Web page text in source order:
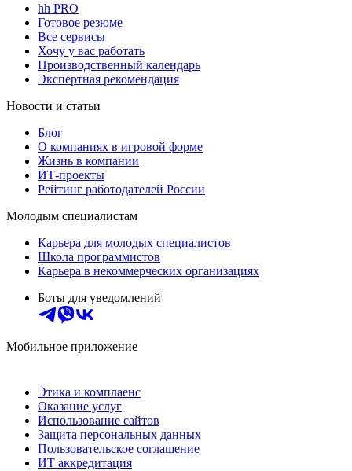
hh PRO
Готовое резюме
Все сервисы
Хочу у вас работать
Производственный календарь
Экспертная рекомендация
Новости и статьи
Блог
О компаниях в игровой форме
Жизнь в компании
ИТ-проекты
Рейтинг работодателей России
Молодым специалистам
Карьера для молодых специалистов
Школа программистов
Карьера в некоммерческих организациях
Боты для уведомлений
Мобильное приложение
Этика и комплаенс
Оказание услуг
Использование сайтов
Защита персональных данных
Пользовательское соглашение
ИТ аккредитация